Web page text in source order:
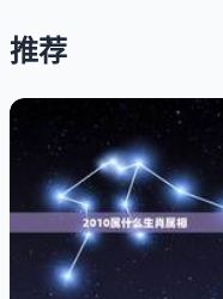
属蛇的妈妈生什么属相
依周易崇尚的汇通、祈
吉年：避开猪年、猴
推荐